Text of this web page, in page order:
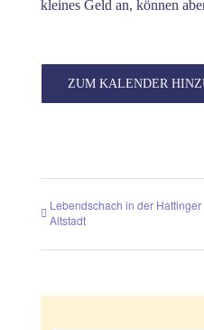
kleines Geld an, können
ZUM KALENDER
Lebendschach in der Hattinger
Altstadt